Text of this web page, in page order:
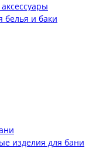
белья и баки
изделия для бани